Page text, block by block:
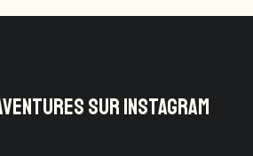
SUR INSTAGRAM